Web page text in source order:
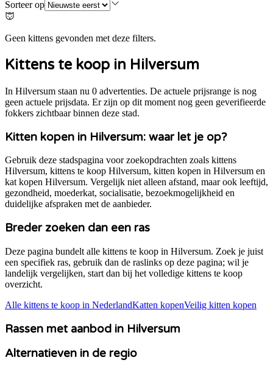
Sorteer op
Geen kittens gevonden met deze filters.
Kittens te koop in Hilversum
In Hilversum staan nu 0 advertenties. De actuele prijsrange is nog
geen actuele prijsdata. Er zijn op dit moment nog geen geverifieerde
fokkers zichtbaar binnen deze stad.
Kitten kopen in Hilversum: waar let je op?
Gebruik deze stadspagina voor zoekopdrachten zoals kittens
Hilversum, kittens te koop Hilversum, kitten kopen in Hilversum en
kat kopen Hilversum. Vergelijk niet alleen afstand, maar ook leeftijd,
gezondheid, moederkat, socialisatie, bezoekmogelijkheid en
duidelijke afspraken met de aanbieder.
Breder zoeken dan een ras
Deze pagina bundelt alle kittens te koop in Hilversum. Zoek je juist
een specifiek ras, gebruik dan de raslinks op deze pagina; wil je
landelijk vergelijken, start dan bij het volledige kittens te koop
overzicht.
Alle kittens te koop in NederlandKatten kopenVeilig kitten kopen
Rassen met aanbod in Hilversum
Alternatieven in de regio